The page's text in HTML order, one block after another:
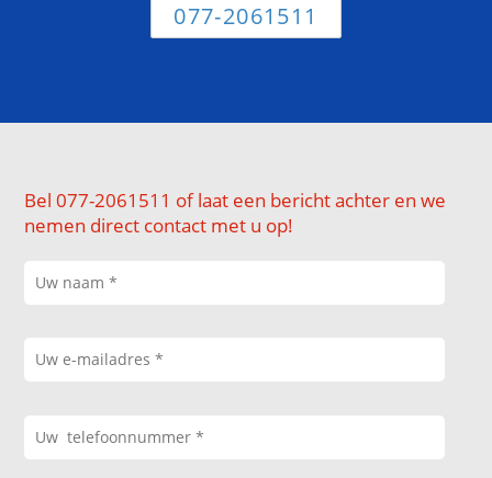
077-2061511
Bel 077-2061511 of laat een bericht achter en we
nemen direct contact met u op!